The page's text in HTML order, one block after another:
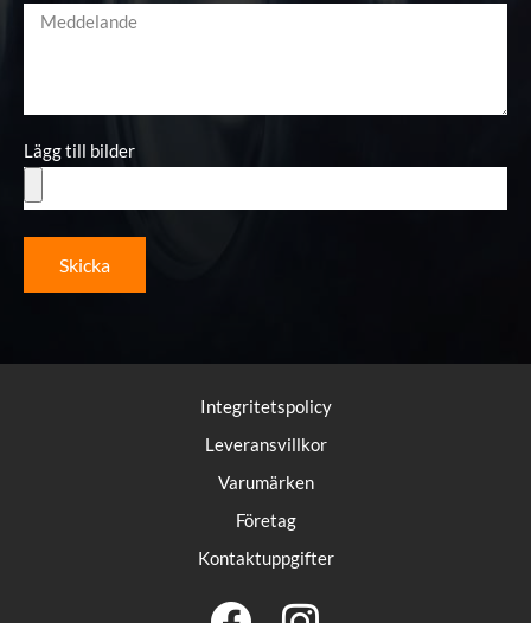
Lägg till bilder
Skicka
Integritetspolicy
Leveransvillkor
Varumärken
Företag
Kontaktuppgifter